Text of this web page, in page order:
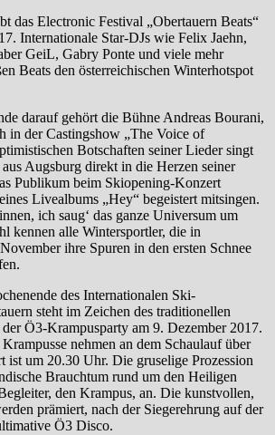
das Electronic Festival „Obertauern Beats“
Internationale Star-DJs wie Felix Jaehn,
GeiL, Gabry Ponte und viele mehr
Beats den österreichischen Winterhotspot
darauf gehört die Bühne Andreas Bourani,
in der Castingshow „The Voice of
Botschaften seiner Lieder singt
Augsburg direkt in die Herzen seiner
Publikum beim Skiopening-Konzert
Livealbums „Hey“ begeistert mitsingen.
ich saug‘ das ganze Universum um
kennen alle Wintersportler, die in
ihre Spuren in den ersten Schnee
des Internationalen Ski-
steht im Zeichen des traditionellen
Ö3-Krampusparty am 9. Dezember 2017.
nehmen an dem Schaulauf über
ist um 20.30 Uhr. Die gruselige Prozession
Brauchtum rund um den Heiligen
den Krampus, an. Die kunstvollen,
prämiert, nach der Siegerehrung auf der
Ö3 Disco.